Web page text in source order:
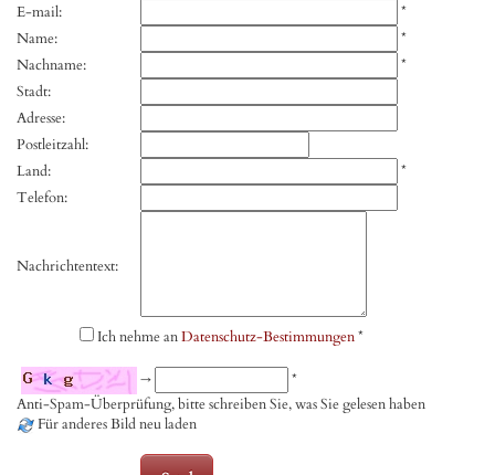
E-mail:
*
Name:
*
Nachname:
*
Stadt:
Adresse:
Postleitzahl:
Land:
*
Telefon:
Nachrichtentext:
Ich nehme anDatenschutz-Bestimmungen*
→
*
Anti-Spam-Überprüfung, bitte schreiben Sie, was Sie gelesen haben
Für anderes Bild neu laden